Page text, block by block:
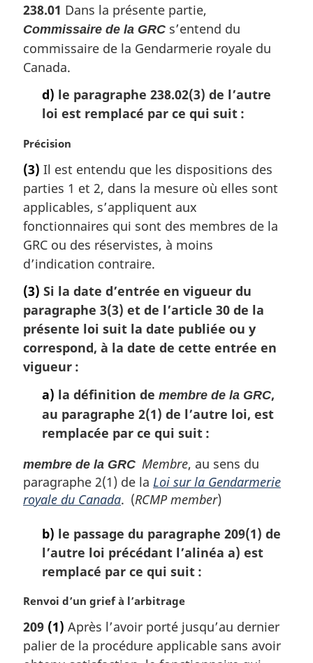
t
e
m
a
r
a
e
:
238.01 Dans la présente partie,
Commissaire de la GRC s’entend du
commissaire de la Gendarmerie royale du
Canada.
d) le paragraphe 238.02(3) de l’autre
loi est remplacé par ce qui suit :
N
t
e
m
a
g
i
n
a
l
e
:
Précision
(3) Il est entendu que les dispositions des
parties 1 et 2, dans la mesure où elles sont
applicables, s’appliquent aux
fonctionnaires qui sont des membres de la
GRC ou des réservistes, à moins
d’indication contraire.
(3) Si la date d’entrée en vigueur du
paragraphe 3(3) et de l’article 30 de la
présente loi suit la date publiée ou y
correspond, à la date de cette entrée en
vigueur :
a) la définition de membre de la GRC,
au paragraphe 2(1) de l’autre loi, est
remplacée par ce qui suit :
membre de la GRC Membre, au sens du
paragraphe 2(1) de la Loi sur la Gendarmerie
royale du Canada. (RCMP member)
b) le passage du paragraphe 209(1) de
l’autre loi précédant l’alinéa a) est
remplacé par ce qui suit :
N
t
e
Renvoi d’un grief à l’arbitrage
209 (1) Après l’avoir porté jusqu’au dernier
palier de la procédure applicable sans avoir